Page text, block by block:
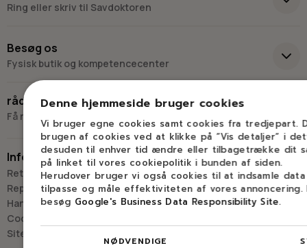
Ring eller skriv til Savdoktoren
Skriv til os
Besøg os
Fysisk butik og kompetencecenter
9400 Nørresundby
Hverdage: 8.00-16.00
Lørdag & søndag: Lukket
råd og vejledning
Få råd og vejledning hos Savdoktoren
“Vi bygger vores løsninger på viden, erfaring og faglig indsigt
- så du kan træffe
det rigtige valg, hver gang.
- Jan “Savdoktoren” Østergaard
Information
Retur
Reparation
Handelsbetingelser
Cookies
Sitemap
Denne hjemmeside bruger cookies
Vi bruger egne cookies samt cookies fra tredjepart.
brugen af cookies ved at klikke på ”Vis detaljer” i
desuden til enhver tid ændre eller tilbagetrække dit
på linket til vores cookiepolitik i bunden af siden.
Herudover bruger vi også cookies til at indsamle
tilpasse og måle effektiviteten af vores annoncering.
besøg Google's Business Data Responsibility Site.
NØDVENDIGE